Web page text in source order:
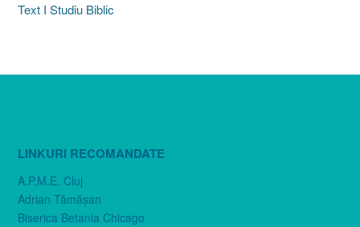
Text I Studiu Biblic
LINKURI RECOMANDATE
A.P.M.E. Cluj
Adrian Tămăşan
Biserica Betania Chicago